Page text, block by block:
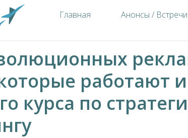
Главная Анонсы / Встречи
работают и
курса по